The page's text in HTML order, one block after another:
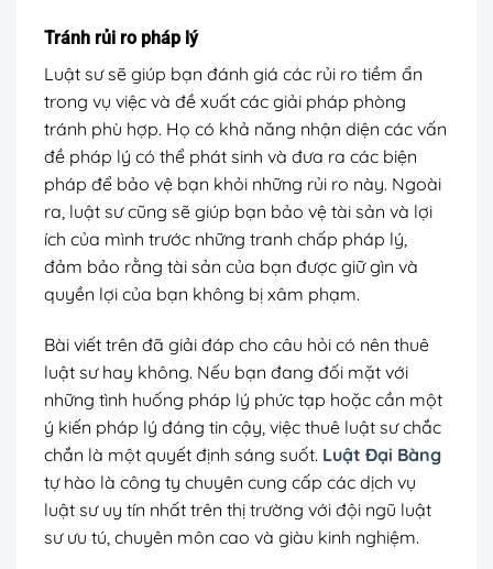
Tránh rủi ro pháp lý
Luật sư sẽ giúp bạn đánh giá các rủi ro tiềm ẩn
trong vụ việc và đề xuất các giải pháp phòng
tránh phù hợp. Họ có khả năng nhận diện các vấn
đề pháp lý có thể phát sinh và đưa ra các biện
pháp để bảo vệ bạn khỏi những rủi ro này. Ngoài
ra, luật sư cũng sẽ giúp bạn bảo vệ tài sản và lợi
ích của mình trước những tranh chấp pháp lý,
đảm bảo rằng tài sản của bạn được giữ gìn và
quyền lợi của bạn không bị xâm phạm.
Bài viết trên đã giải đáp cho câu hỏi có nên thuê
luật sư hay không. Nếu bạn đang đối mặt với
những tình huống pháp lý phức tạp hoặc cần một
ý kiến pháp lý đáng tin cậy, việc thuê luật sư chắc
chắn là một quyết định sáng suốt. Luật Đại Bàng
tự hào là công ty chuyên cung cấp các dịch vụ
luật sư uy tín nhất trên thị trường với đội ngũ luật
sư ưu tú, chuyên môn cao và giàu kinh nghiệm.